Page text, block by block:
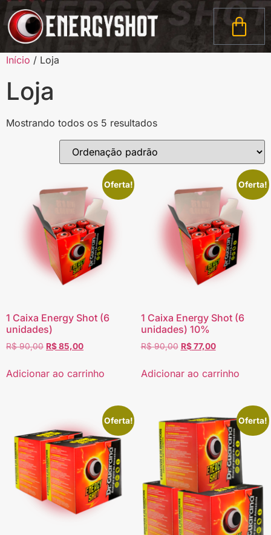
Início / Loja
Loja
Mostrando todos os 5 resultados
Oferta!
1 Caixa Energy Shot (6
unidades)
R$90,00 R$85,00
Adicionar ao carrinho
Oferta!
1 Caixa Energy Shot (6
unidades) 10%
R$90,00 R$77,00
Adicionar ao carrinho
Oferta! Oferta!